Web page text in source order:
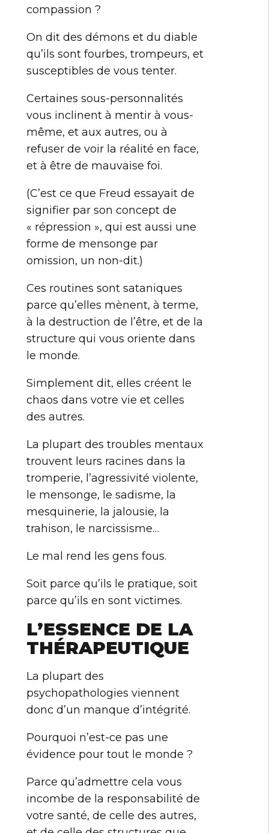
compassion ?
On dit des démons et du diable
qu’ils sont fourbes, trompeurs, et
susceptibles de vous tenter.
Certaines sous-personnalités
vous inclinent à mentir à vous-
même, et aux autres, ou à
refuser de voir la réalité en face,
et à être de mauvaise foi.
(C’est ce que Freud essayait de
signifier par son concept de
« répression », qui est aussi une
forme de mensonge par
omission, un non-dit.)
Ces routines sont sataniques
parce qu’elles mènent, à terme,
à la destruction de l’être, et de la
structure qui vous oriente dans
le monde.
Simplement dit, elles créent le
chaos dans votre vie et celles
des autres.
La plupart des troubles mentaux
trouvent leurs racines dans la
tromperie, l’agressivité violente,
le mensonge, le sadisme, la
mesquinerie, la jalousie, la
trahison, le narcissisme…
Le mal rend les gens fous.
Soit parce qu’ils le pratique, soit
parce qu’ils en sont victimes.
L’ESSENCE DE LA
THÉRAPEUTIQUE
La plupart des
psychopathologies viennent
donc d’un manque d’intégrité.
Pourquoi n’est-ce pas une
évidence pour tout le monde ?
Parce qu’admettre cela vous
incombe de la responsabilité de
votre santé, de celle des autres,